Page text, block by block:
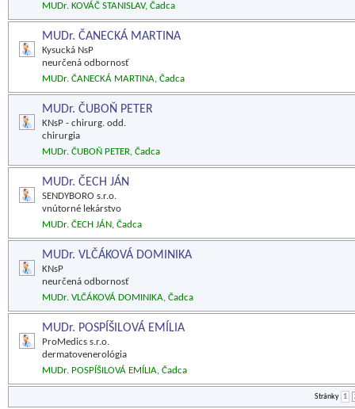
MUDr. KOVÁČ STANISLAV, Čadca
MUDr. ČANECKÁ MARTINA
Kysucká NsP
neurčená odbornosť
MUDr. ČANECKÁ MARTINA, Čadca
MUDr. ČUBOŇ PETER
KNsP - chirurg. odd.
chirurgia
MUDr. ČUBOŇ PETER, Čadca
MUDr. ČECH JÁN
SENDYBORO s.r.o.
vnútorné lekárstvo
MUDr. ČECH JÁN, Čadca
MUDr. VLČÁKOVÁ DOMINIKA
KNsP
neurčená odbornosť
MUDr. VLČÁKOVÁ DOMINIKA, Čadca
MUDr. POSPÍŠILOVÁ EMÍLIA
ProMedics s.r.o.
dermatovenerológia
MUDr. POSPÍŠILOVÁ EMÍLIA, Čadca
Stránky 1